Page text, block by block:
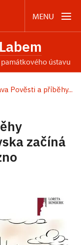
MENU
ústavu
Pověsti a příběhy...
začíná